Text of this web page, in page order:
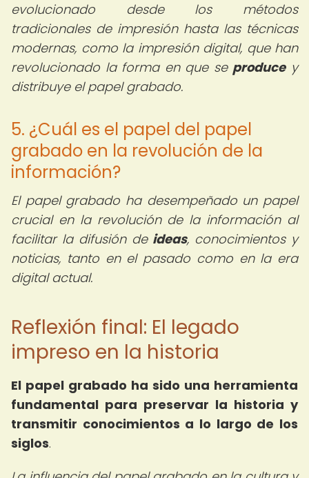
evolucionado desde los métodos
tradicionales de impresión hasta las técnicas
modernas, como la impresión digital, que han
revolucionado la forma en que se producey
distribuye el papel grabado.
5. ¿Cuál es el papel del papel
grabado en la revolución de la
información?
El papel grabado ha desempeñado un papel
crucial en la revolución de la información al
facilitar la difusión de ideas, conocimientos y
noticias, tanto en el pasado como en la era
digital actual.
Reflexión final: El legado
impreso en la historia
El papel grabado ha sido una herramienta
fundamental para preservar la historia y
transmitir conocimientos a lo largo de los
siglos.